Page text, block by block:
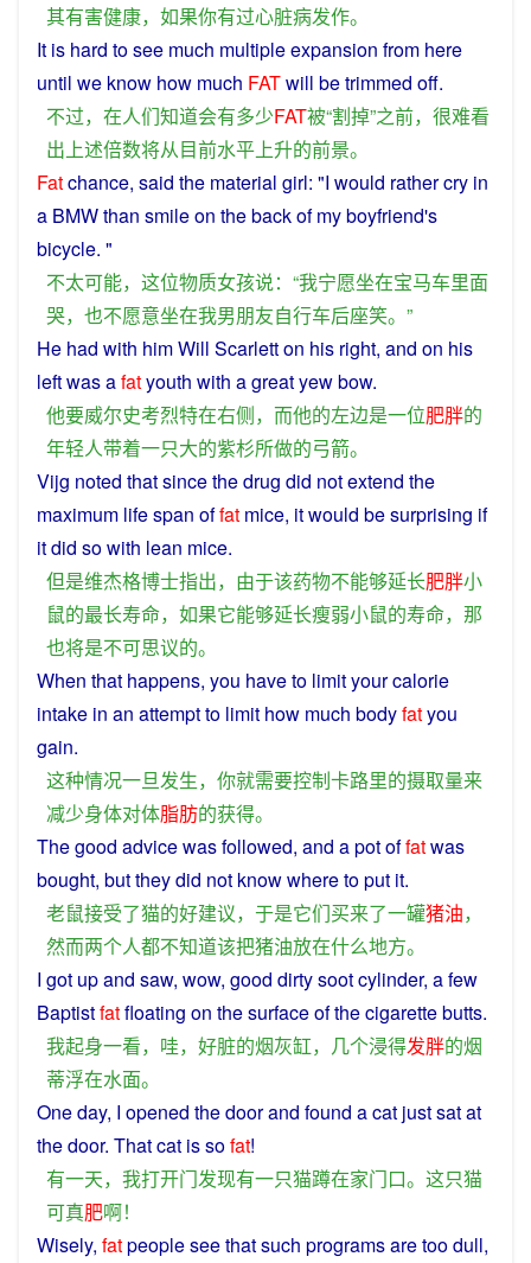
其有害健康， 如果你有过心脏病发作。
It is hard tosee much multipleexpansion from here
until we know how much FATwill betrimmed off.
不过， 在人们知道会有多少FAT被“割掉”之前， 很难看
出上述倍数将从目前水平上升的前景。
Fatchance, said the material girl: "I would rathercry in
a BMWthan smileon thebackof myboyfriend's
bicycle. "
不太可能， 这位物质女孩说：“我宁愿坐在宝马车里面
哭， 也不愿意坐在我男朋友自行车后座笑。”
He had with himWill Scarletton his right, and on his
leftwasafatyouth with agreatyewbow.
他要威尔史考烈特在右侧， 而他的左边是一位肥胖的
年轻人带着一只大的紫杉所做的弓箭。
Vijg noted thatsincethedrug did notextend the
maximum lifespan offat mice, itwould besurprising if
it did so with lean mice.
但是维杰格博士指出， 由于该药物不能够延长肥胖小
鼠的最长寿命， 如果它能够延长瘦弱小鼠的寿命， 那
也将是不可思议的。
When that happens, you haveto limityourcalorie
intake in an attempt to limit how much bodyfatyou
gain.
这种情况一旦发生， 你就需要控制卡路里的摄取量来
减少身体对体脂肪的获得。
Thegood advicewasfollowed, and apotoffatwas
bought, buttheydid not knowwheretoput it.
老鼠接受了猫的好建议， 于是它们买来了一罐猪油，
然而两个人都不知道该把猪油放在什么地方。
I got upand saw, wow, good dirtysoot cylinder, afew
Baptistfatfloating on thesurfaceofthe cigarette butts.
我起身一看， 哇， 好脏的烟灰缸， 几个浸得发胖的烟
蒂浮在水面。
Oneday, I opened thedoorand found acat justsatat
thedoor. Thatcat issofat!
有一天， 我打开门发现有一只猫蹲在家门口。 这只猫
可真肥啊！
Wisely, fatpeopleseethatsuch programsaretoodull,